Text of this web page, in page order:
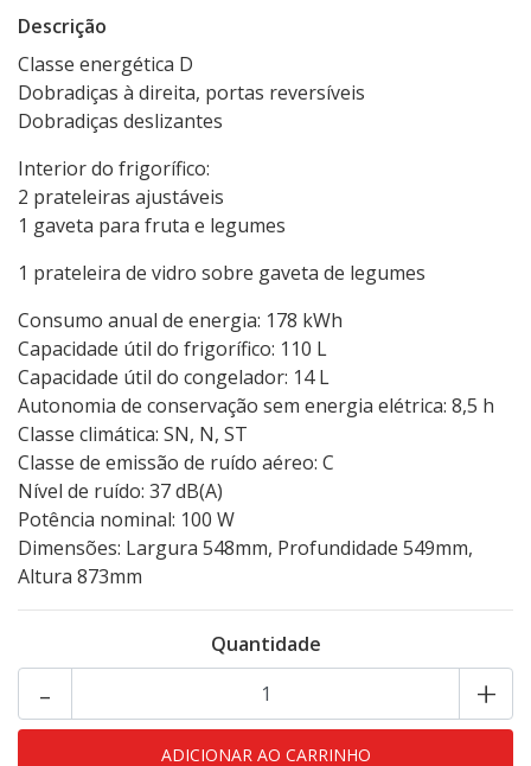
Descrição
Classe energética D
Dobradiças à direita, portas reversíveis
Dobradiças deslizantes
Interior do frigorífico:
2 prateleiras ajustáveis
1 gaveta para fruta e legumes
1 prateleira de vidro sobre gaveta de legumes
Consumo anual de energia: 178 kWh
Capacidade útil do frigorífico: 110 L
Capacidade útil do congelador: 14 L
Autonomia de conservação sem energia elétrica: 8,5 h
Classe climática: SN, N, ST
Classe de emissão de ruído aéreo: C
Nível de ruído: 37 dB(A)
Potência nominal: 100 W
Dimensões: Largura 548mm, Profundidade 549mm,
Altura 873mm
Quantidade
+
-